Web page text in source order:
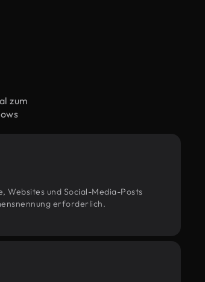
zum
Websites und Social-Media-Posts
erforderlich.